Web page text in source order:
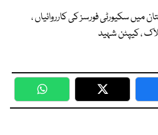
میں سکیورٹی فورسز کی کارروائیاں ،
WhatsApp Twitter